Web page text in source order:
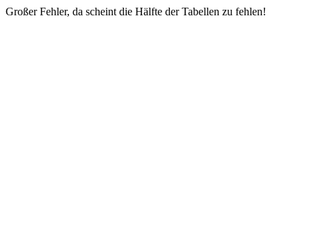
Großer Fehler, da scheint die Hälfte der Tabellen zu fehlen!